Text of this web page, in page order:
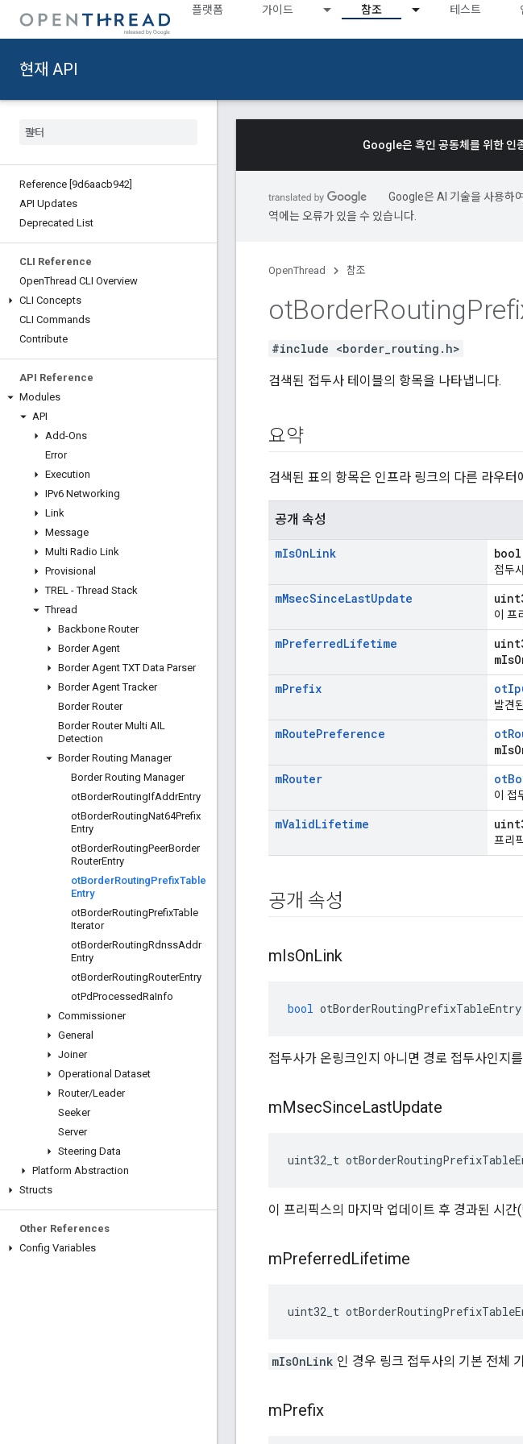
플랫폼 가이드 참조 테스트
현재 API
Reference [9d6aacb942]
API Updates
Deprecated List
CLI Reference
OpenThread CLI Overview
CLI Concepts
CLI Commands
Contribute
API Reference
Modules
API
Add-Ons
Error
Execution
IPv6 Networking
Link
Message
Multi Radio Link
Provisional
TREL - Thread Stack
Thread
Backbone Router
Border Agent
Border Agent TXT Data Parser
Border Agent Tracker
Border Router
Border Router Multi AIL
Detection
Border Routing Manager
Border Routing Manager
otBorderRoutingIfAddrEntry
otBorderRoutingNat64Prefix
Entry
otBorderRoutingPeerBorder
RouterEntry
otBorderRoutingPrefixTable
Entry
otBorderRoutingPrefixTable
Iterator
otBorderRoutingRdnssAddr
Entry
otBorderRoutingRouterEntry
otPdProcessedRaInfo
Commissioner
General
Joiner
Operational Dataset
Router/Leader
Seeker
Server
Steering Data
Platform Abstraction
Structs
Other References
Config Variables
Google은 흑인 공동체를 위한 인
Google은 AI 기술을 사용하
역에는 오류가 있을 수 있습니다.
OpenThread 참조
otBorderRouting
#include <border_routing.h>
검색된 접두사 테이블의 항목을 나타냅니다.
요약
검색된 표의 항목은 인프라 링크의 다른 라우
공개 속성
mIsOnLink bool
접두
mMsecSinceLastUpdate
이 프
mPreferredLifetime
mPrefix
발견
mRoutePreference
mRouter
이 접
mValidLifetime
프리
공개 속성
mIsOnLink
bool otBorderRoutingPrefixTableEntry
접두사가 온링크인지 아니면 경로 접두사인지
mMsecSinceLastUpdate
uint32_t
이 프리픽스의 마지막 업데이트 후 경과된 시간
mPreferredLifetime
uint32_t
mIsOnLink 인 경우 링크 접두사의 기본 전체
mPrefix